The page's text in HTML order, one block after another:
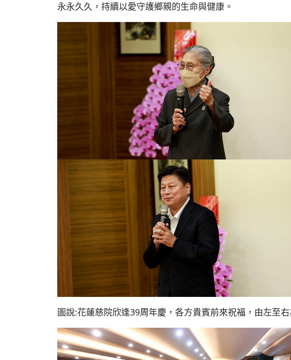
永永久久，持續以愛守護鄉親的生命與健康。
圖說:花蓮慈院欣逢39周年慶，各方貴賓前來祝福，由左至